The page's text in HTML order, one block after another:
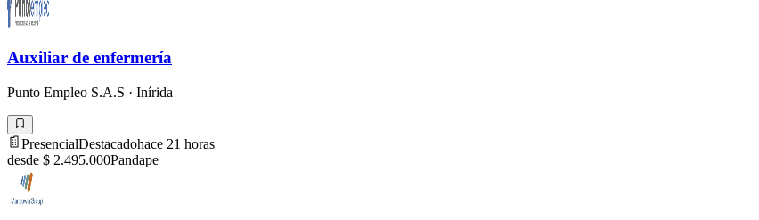
Auxiliar de enfermería
Punto Empleo S.A.S · Inírida
PresencialDestacadohace 21 horas
desde $ 2.495.000Pandape